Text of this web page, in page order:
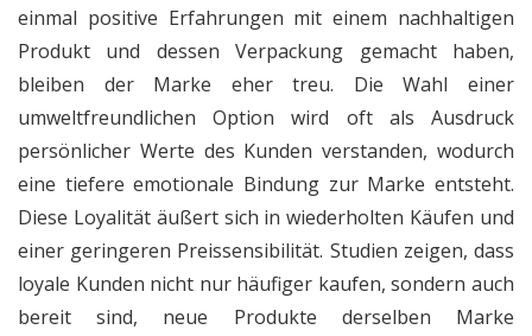
einmal positive Erfahrungen mit einem nachhaltigen
Produkt und dessen Verpackung gemacht haben,
bleiben der Marke eher treu. Die Wahl einer
umweltfreundlichen Option wird oft als Ausdruck
persönlicher Werte des Kunden verstanden, wodurch
eine tiefere emotionale Bindung zur Marke entsteht.
Diese Loyalität äußert sich in wiederholten Käufen und
einer geringeren Preissensibilität. Studien zeigen, dass
loyale Kunden nicht nur häufiger kaufen, sondern auch
bereit sind, neue Produkte derselben Marke